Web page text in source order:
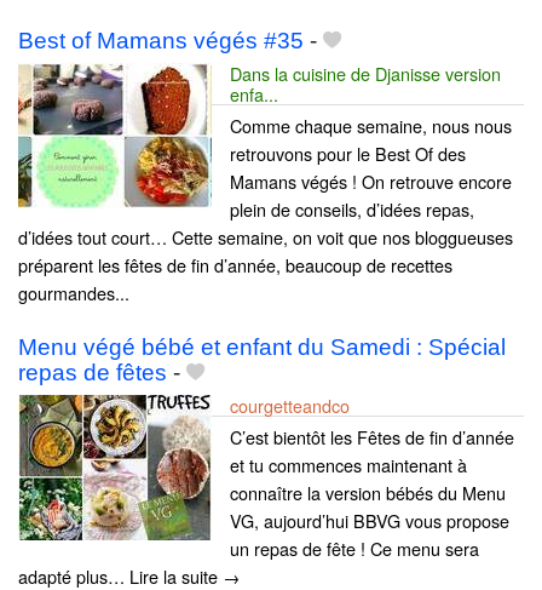
Best of Mamans végés #35 -
Dans la cuisine de Djanisse version
enfa...
Comme chaque semaine, nous nous
retrouvons pour le Best Of des
Mamans végés ! On retrouve encore
plein de conseils, d’idées repas,
d’idées tout court… Cette semaine, on voit que nos bloggueuses
préparent les fêtes de fin d’année, beaucoup de recettes
gourmandes...
Menu végé bébé et enfant du Samedi : Spécial
repas de fêtes -
courgetteandco
C’est bientôt les Fêtes de fin d’année
et tu commences maintenant à
connaître la version bébés du Menu
VG, aujourd’hui BBVG vous propose
un repas de fête ! Ce menu sera
adapté plus… Lire la suite →